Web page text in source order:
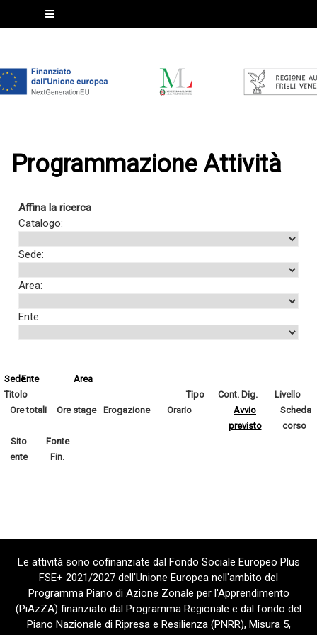
Programmazione Attività
Affina la ricerca
Catalogo:
Sede:
Area:
Ente:
SedeEnte
Area
Titolo
Tipo Cont. Dig.
Livello
Ore totali
Ore stage Erogazione Orario
Avvio
previsto
Scheda
corso
Sito
ente
Fonte
Fin.
Le attività sono cofinanziate dal Fondo Sociale Europeo Plus
FSE+ 2021/2027 dell'Unione Europea nell'ambito del
Programma Piano di Azione Zonale per l'Apprendimento
(PiAzZA) finanziato dal Programma Regionale e dal fondo del
Piano Nazionale di Ripresa e Resilienza (PNRR), Misura 5,